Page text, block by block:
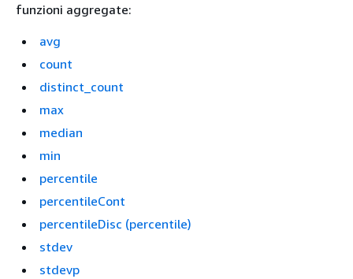
funzioni aggregate:
avg
count
distinct_count
max
median
min
percentile
percentileCont
percentileDisc (percentile)
stdev
stdevp